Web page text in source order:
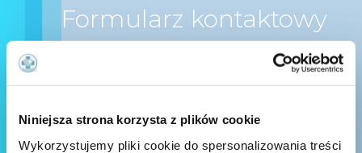
Niniejsza strona korzysta z plików cookie
Wykorzystujemy pliki cookie do spersonalizowania treści
Formularz kontaktowy